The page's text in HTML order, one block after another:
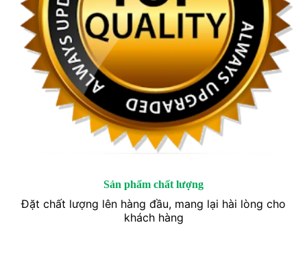
Sản phẩm chất lượng
Đặt chất lượng lên hàng đầu, mang lại hài lòng cho
khách hàng